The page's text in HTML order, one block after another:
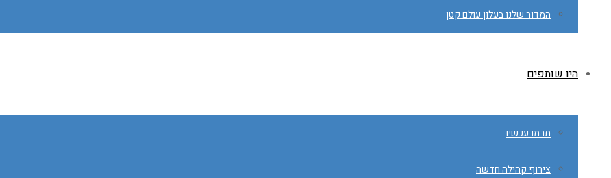
המדור שלנו בעלון עולם קטן
היו שותפים
תרמו עכשיו
צירוף קהילה חדשה